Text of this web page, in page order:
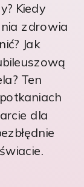
Kiedy
zdrowia
Jak
Ten
dla